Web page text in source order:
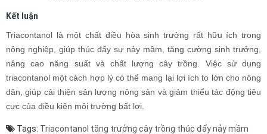
Kết luận
Triacontanol là một chất điều hòa sinh trưởng rất hữu ích trong
nông nghiệp, giúp thúc đẩy sự nảy mầm, tăng cường sinh trưởng,
nâng cao năng suất và chất lượng cây trồng. Việc sử dụng
triacontanol một cách hợp lý có thể mang lại lợi ích to lớn cho nông
dân, giúp cải thiện sản lượng nông sản và giảm thiểu tác động tiêu
cực của điều kiện môi trường bất lợi.
Tags: Triacontanol tăng trưởng cây trồng thúc đẩy nảy mầm